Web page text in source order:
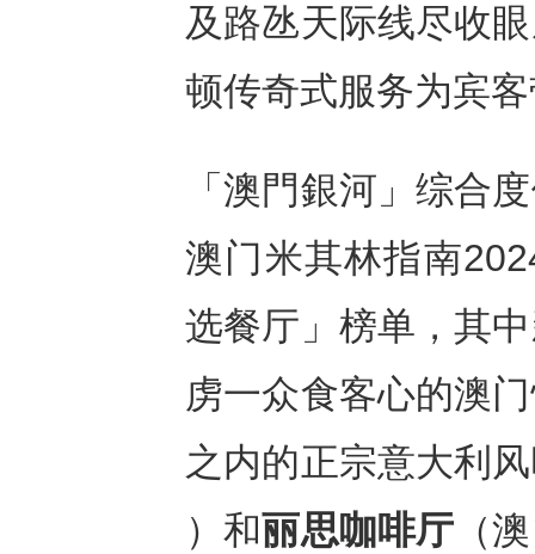
及路氹天际线尽收
顿传奇式服务为宾
「澳門銀河」综合
澳门米其林指南
选餐厅」榜单，其
虏一众食客心的澳
之内的正宗意大利
）和丽思咖啡厅 （